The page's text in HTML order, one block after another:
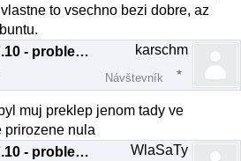
to vsechno bezi dobre, az
Re: Ubuntu 7.10 - problem s bootovanim
karschm
Návštevník
muj preklep jenom tady ve
prirozene nula
Re: Ubuntu 7.10 - problem s bootovanim
WlaSaTy